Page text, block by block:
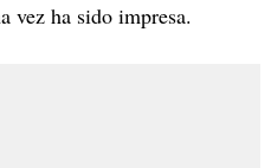
vez ha sido impresa.